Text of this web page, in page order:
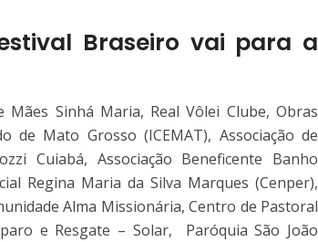
Braseiro vai para a
Sinhá Maria, Real Vôlei Clube, Obras
Mato Grosso (ICEMAT), Associação de
Cuiabá, Associação Beneficente Banho
Regina Maria da Silva Marques (Cenper),
Alma Missionária, Centro de Pastoral
e Resgate – Solar, Paróquia São João